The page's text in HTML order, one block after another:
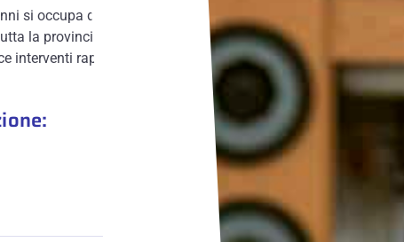
si occupa della
la provincia di
interventi rapidi e